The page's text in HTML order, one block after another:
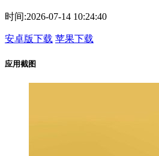
时间:2026-07-14 10:24:40
安卓版下载 苹果下载
应用截图